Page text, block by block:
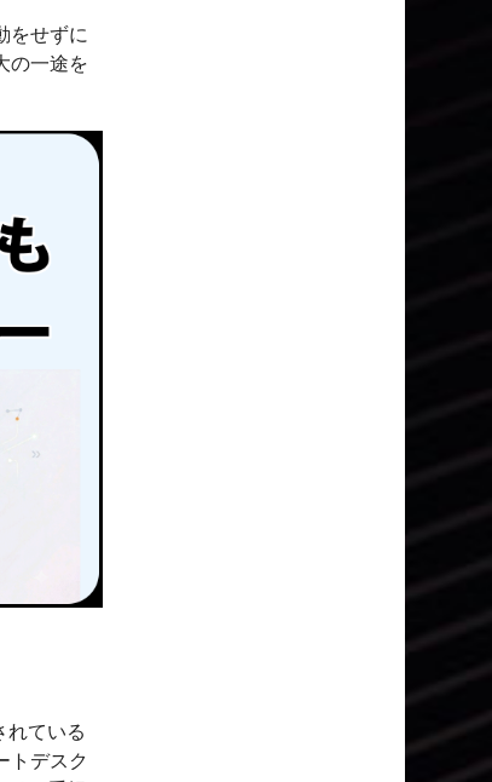
をせずに
の一途を
ている
トデスク